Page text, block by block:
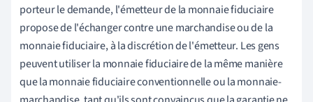
porteur le demande, l'émetteur de la monnaie fiduciaire
propose de l'échanger contre une marchandise ou de la
monnaie fiduciaire, à la discrétion de l'émetteur. Les gens
peuvent utiliser la monnaie fiduciaire de la même manière
que la monnaie fiduciaire conventionnelle ou la monnaie-